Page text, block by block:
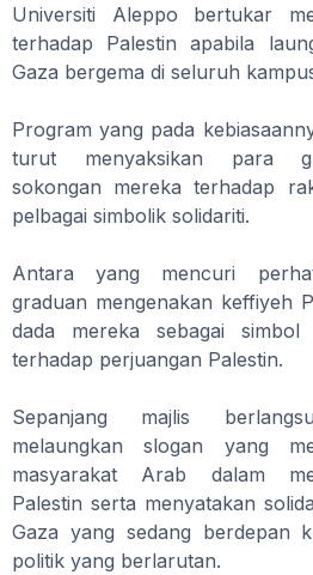
Universiti Aleppo bertukar
terhadap Palestin apabila
Gaza bergema di seluruh
Program yang pada
turut menyaksikan para
sokongan mereka terhadap
pelbagai simbolik solidariti.
Antara yang mencuri
graduan mengenakan keffiyeh
dada mereka sebagai simbol
terhadap perjuangan Palestin.
Sepanjang majlis
melaungkan slogan yang
masyarakat Arab dalam
Palestin serta menyatakan
Gaza yang sedang berdepan
politik yang berlarutan.